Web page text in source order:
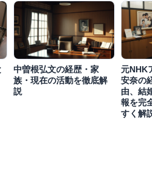
中曽根弘文の経歴・家
族・現在の活動を徹底解
説
元NHK
安奈の
由、結
報を完
すく解